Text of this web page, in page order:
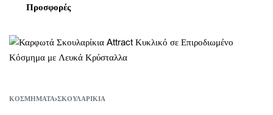
Προσφορές
ΚΟΣΜΉΜΑΤΑ›ΣΚΟΥΛΑΡΊΚΙΑ